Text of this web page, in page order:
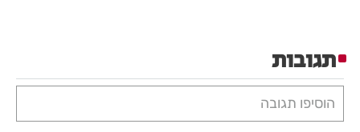
תגובות
הוסיפו תגובה